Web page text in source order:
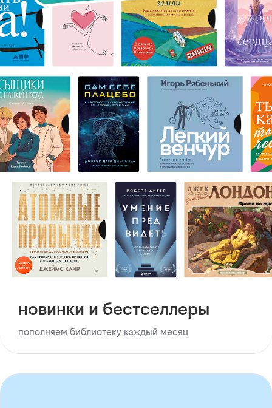
новинки и бестселлеры
пополняем библиотеку каждый месяц